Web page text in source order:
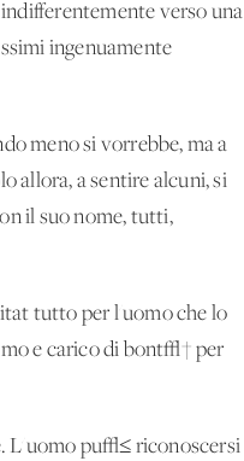
verso una
ingenuamente
meno si vorrebbe, ma a
allora, a sentire alcuni, si
il suo nome, tutti,
tutto per l'uomo che lo
e carico di bont√† per
L'uomo pu√≤ riconoscersi